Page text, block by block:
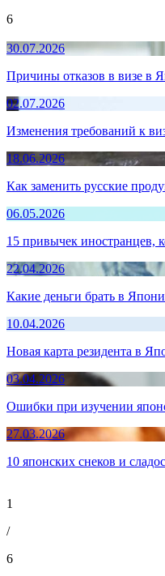
6
30.07.2026
Причины отказов в визе в
02.07.2026
Изменения требований к
18.06.2026
Как заменить русские
06.05.2026
15 привычек иностранцев,
22.04.2026
Какие деньги брать в
10.04.2026
Новая карта резидента в
03.04.2026
Ошибки при изучении
27.03.2026
10 японских снеков и
1
/
6